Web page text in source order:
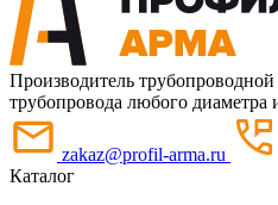
Производитель
трубопровода любого диаметра
zakaz@profil-arma.ru
Каталог